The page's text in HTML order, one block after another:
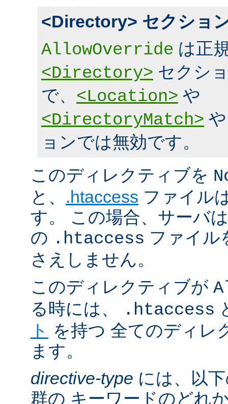
<Directory> セクショ
AllowOverride は正
<Directory> セクシ
で、 <Location> や
<DirectoryMatch>
ョンでは無効です。
このディレクティブを
と、 .htaccess ファイル
す。 この場合、サーバ
の .htaccess ファイル
さえしません。
このディレクティブが
る時には、
.htaccess
ト を持つ 全てのディレ
ます。
directive-type には、以
群の キーワードのどれ